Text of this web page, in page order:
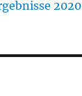
2020